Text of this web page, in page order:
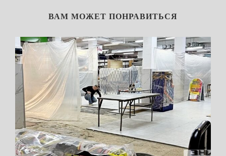
ВАМ МОЖЕТ ПОНРАВИТЬСЯ